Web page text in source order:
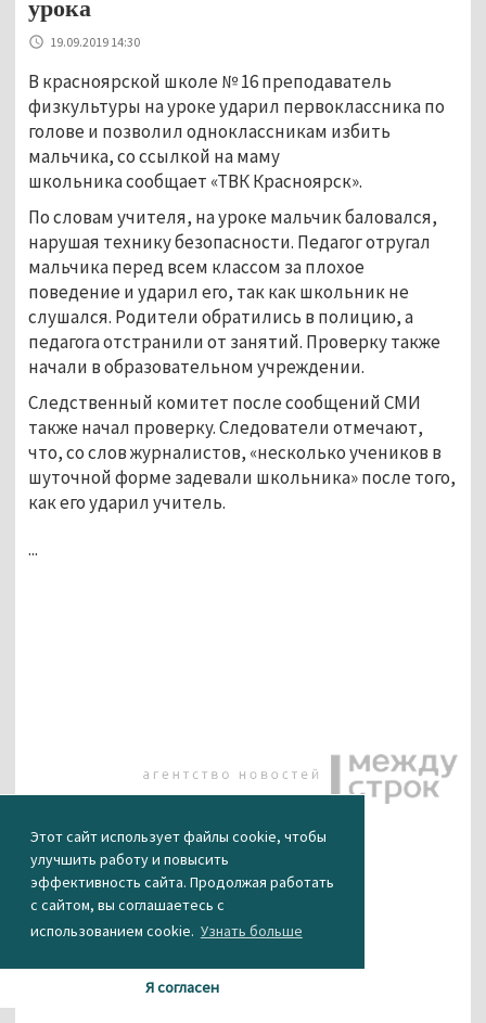
Этот сайт использует файлы cookie, чтобы
улучшить работу и повысить
эффективность сайта. Продолжая работать
с сайтом, вы соглашаетесь с
использованием cookie. Узнать больше
Я согласен
урока
19.09.2019 14:30
В красноярской школе № 16 преподаватель
физкультуры на уроке ударил первоклассника по
голове и позволил одноклассникам избить
мальчика, со ссылкой на маму
школьника сообщает «ТВК Красноярск».
По словам учителя, на уроке мальчик баловался,
нарушая технику безопасности. Педагог отругал
мальчика перед всем классом за плохое
поведение и ударил его, так как школьник не
слушался. Родители обратились в полицию, а
педагога отстранили от занятий. Проверку также
начали в образовательном учреждении.
Следственный комитет после сообщений СМИ
также начал проверку. Следователи отмечают,
что, со слов журналистов, «несколько учеников в
шуточной форме задевали школьника» после того,
как его ударил учитель.
...
КАК ВАМ НОВОСТЬ?
0 0 0 0